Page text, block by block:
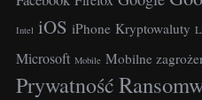
Intel iOS iPhone Kryptowaluty
Microsoft Mobile Mobilne
Prywatność
S
a
r